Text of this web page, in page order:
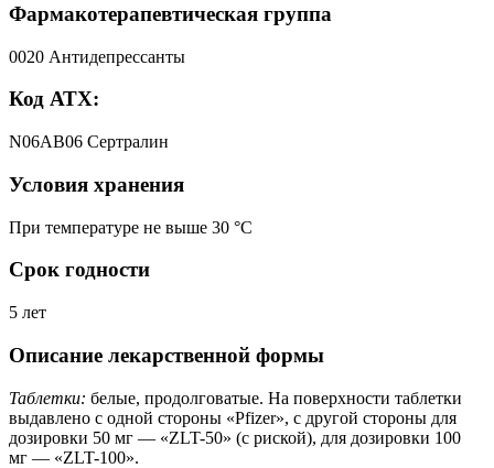
Фармакотерапевтическая группа
0020 Антидепрессанты
Код АТХ:
N06AB06 Сертралин
Условия хранения
При температуре не выше 30 °C
Срок годности
5 лет
Описание лекарственной формы
Таблетки: белые, продолговатые. На поверхности таблетки
выдавлено с одной стороны «Pfizer», с другой стороны для
дозировки 50 мг — «ZLT-50» (с риской), для дозировки 100
мг — «ZLT-100».